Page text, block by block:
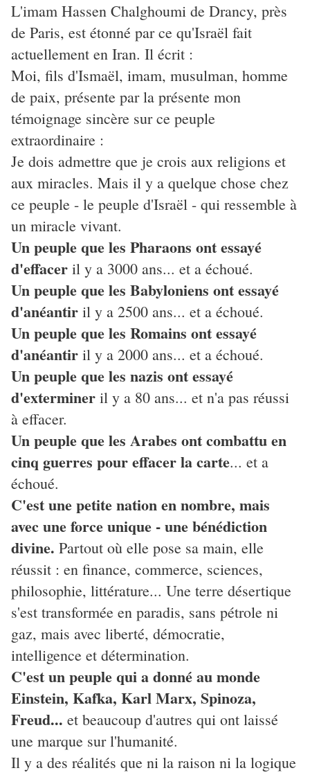
L'imam Hassen Chalghoumi de Drancy, près
de Paris, est étonné par ce qu'Israël fait
actuellement en Iran. Il écrit :
Moi, fils d'Ismaël, imam, musulman, homme
de paix, présente par la présente mon
témoignage sincère sur ce peuple
extraordinaire :
Je dois admettre que je crois aux religions et
aux miracles. Mais il y a quelque chose chez
ce peuple - le peuple d'Israël - qui ressemble à
un miracle vivant.
Un peuple que les Pharaons ont essayé
d'effacer il y a 3000 ans... et a échoué.
Un peuple que les Babyloniens ont essayé
d'anéantir il y a 2500 ans... et a échoué.
Un peuple que les Romains ont essayé
d'anéantir il y a 2000 ans... et a échoué.
Un peuple que les nazis ont essayé
d'exterminer il y a 80 ans... et n'a pas réussi
à effacer.
Un peuple que les Arabes ont combattu en
cinq guerres pour effacer la carte... et a
échoué.
C'est une petite nation en nombre, mais
avec une force unique - une bénédiction
divine. Partout où elle pose sa main, elle
réussit : en finance, commerce, sciences,
philosophie, littérature... Une terre désertique
s'est transformée en paradis, sans pétrole ni
gaz, mais avec liberté, démocratie,
intelligence et détermination.
C'est un peuple qui a donné au monde
Einstein, Kafka, Karl Marx, Spinoza,
Freud... et beaucoup d'autres qui ont laissé
une marque sur l'humanité.
Il y a des réalités que ni la raison ni la logique